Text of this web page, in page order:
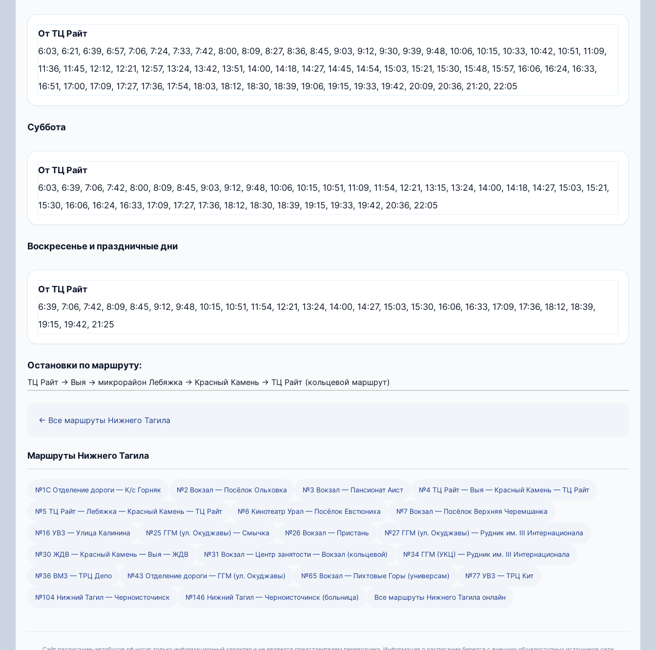
От ТЦ Райт
6:03, 6:21, 6:39, 6:57, 7:06, 7:24, 7:33, 7:42, 8:00, 8:09, 8:27, 8:36, 8:45, 9:03, 9:12, 9:30, 9:39, 9:48, 10:06, 10:15, 10:33, 10:42, 10:51, 11:09,
11:36, 11:45, 12:12, 12:21, 12:57, 13:24, 13:42, 13:51, 14:00, 14:18, 14:27, 14:45, 14:54, 15:03, 15:21, 15:30, 15:48, 15:57, 16:06, 16:24, 16:33,
16:51, 17:00, 17:09, 17:27, 17:36, 17:54, 18:03, 18:12, 18:30, 18:39, 19:06, 19:15, 19:33, 19:42, 20:09, 20:36, 21:20, 22:05
Суббота
От ТЦ Райт
6:03, 6:39, 7:06, 7:42, 8:00, 8:09, 8:45, 9:03, 9:12, 9:48, 10:06, 10:15, 10:51, 11:09, 11:54, 12:21, 13:15, 13:24, 14:00, 14:18, 14:27, 15:03, 15:21,
15:30, 16:06, 16:24, 16:33, 17:09, 17:27, 17:36, 18:12, 18:30, 18:39, 19:15, 19:33, 19:42, 20:36, 22:05
Воскресенье и праздничные дни
От ТЦ Райт
6:39, 7:06, 7:42, 8:09, 8:45, 9:12, 9:48, 10:15, 10:51, 11:54, 12:21, 13:24, 14:00, 14:27, 15:03, 15:30, 16:06, 16:33, 17:09, 17:36, 18:12, 18:39,
19:15, 19:42, 21:25
Остановки по маршруту:
ТЦ Райт → Выя → микрорайон Лебяжка → Красный Камень → ТЦ Райт (кольцевой маршрут)
← Все маршруты Нижнего Тагила
Маршруты Нижнего Тагила
№1С Отделение дороги — К/с Горняк №2 Вокзал — Посёлок Ольховка №3 Вокзал — Пансионат Аист №4 ТЦ Райт — Выя — Красный Камень — ТЦ Райт
№5 ТЦ Райт — Лебяжка — Красный Камень — ТЦ Райт №6 Кинотеатр Урал — Посёлок Евстюниха №7 Вокзал — Посёлок Верхняя Черемшанка
№16 УВЗ — Улица Калинина №25 ГГМ (ул. Окуджавы) — Смычка №26 Вокзал — Пристань №27 ГГМ (ул. Окуджавы) — Рудник им. III Интернационала
№30 ЖДВ — Красный Камень — Выя — ЖДВ №31 Вокзал — Центр занятости — Вокзал (кольцевой) №34 ГГМ (УКЦ) — Рудник им. III Интернационала
№36 ВМЗ — ТРЦ Депо №43 Отделение дороги — ГГМ (ул. Окуджавы) №65 Вокзал — Пихтовые Горы (универсам) №77 УВЗ — ТРЦ Кит
№104 Нижний Тагил — Черноисточинск №146 Нижний Тагил — Черноисточинск (больница) Все маршруты Нижнего Тагила онлайн